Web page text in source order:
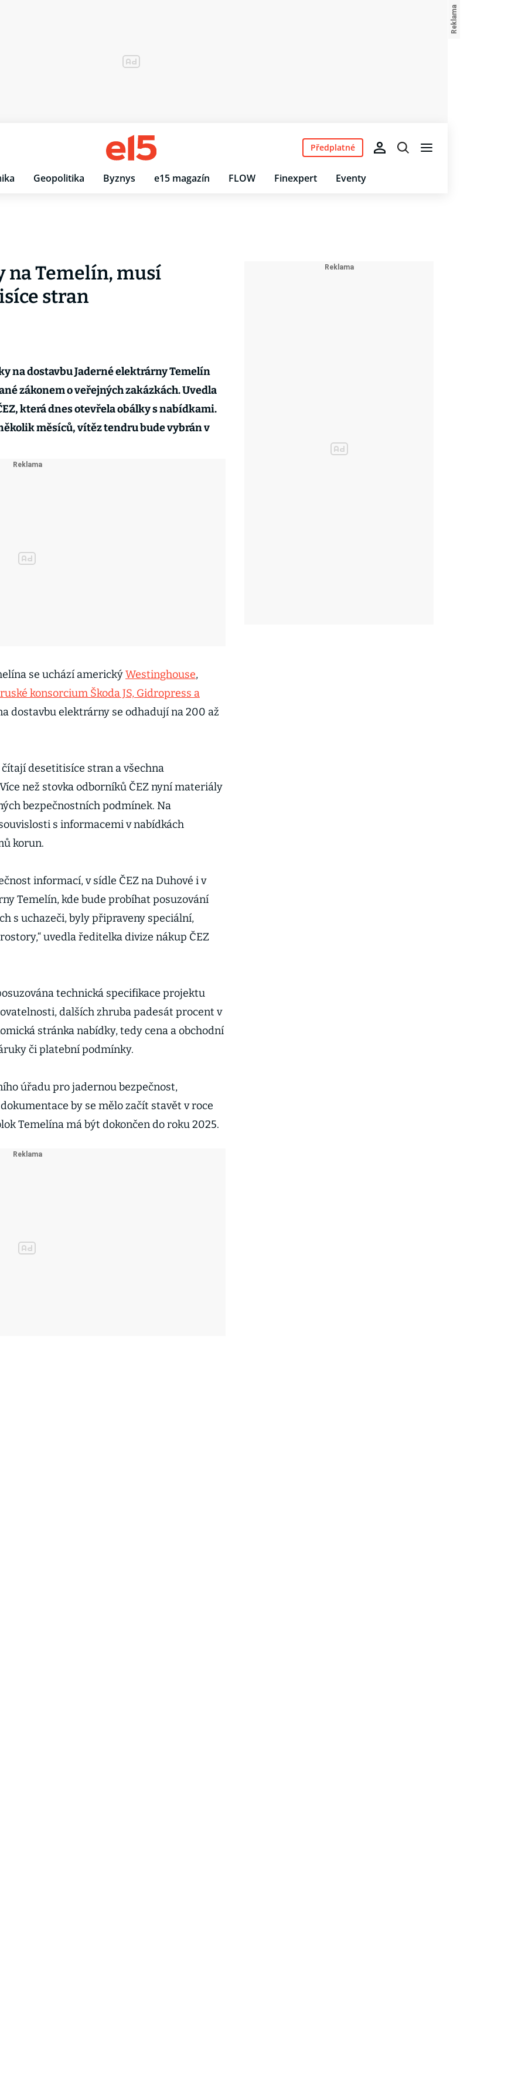
Geopolitika Byznys e15 magazín FLOW Finexpert Eventy
Předplatné
na Temelín, musí
stran
na dostavbu Jaderné elektrárny Temelín
zákonem o veřejných zakázkách. Uvedla
která dnes otevřela obálky s nabídkami.
měsíců, vítěz tendru bude vybrán v
se uchází americkýWestinghouse,
konsorcium Škoda JS, Gidropress a
dostavbu elektrárny se odhadují na 200 až
desetitisíce stran a všechna
než stovka odborníků ČEZ nyní materiály
bezpečnostních podmínek. Na
s informacemi v nabídkách
korun.
informací, v sídle ČEZ na Duhové i v
Temelín, kde bude probíhat posuzování
s uchazeči, byly připraveny speciální,
uvedla ředitelka divize nákup ČEZ
technická specifikace projektu
dalších zhruba padesát procent v
stránka nabídky, tedy cena a obchodní
či platební podmínky.
úřadu pro jadernou bezpečnost,
by se mělo začít stavět v roce
Temelína má být dokončen do roku 2025.